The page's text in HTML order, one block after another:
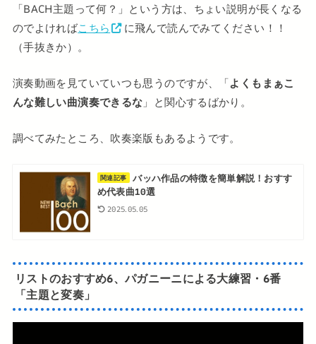
「BACH主題って何？」という方は、ちょい説明が長くなる
のでよければこちら
に飛んで読んでみてください！！
（手抜きか）。
演奏動画を見ていていつも思うのですが、「よくもまぁこ
んな難しい曲演奏できるな 」と関心するばかり。
調べてみたところ、吹奏楽版もあるようです。
関連記事
バッハ作品の特徴を簡単解説！おすす
め代表曲10選
2025.05.05
リストのおすすめ6、パガニーニによる大練習・6番
「主題と変奏」